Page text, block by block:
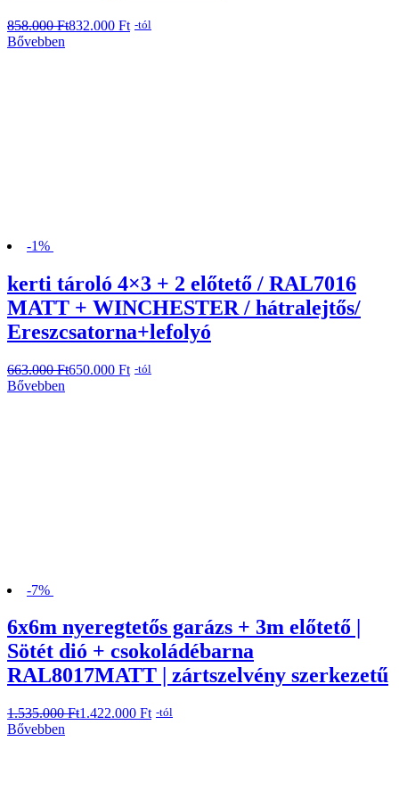
-tól
858.000Ft
Original
price
832.000 Ft
Current
price
Bővebben
-1%
kerti tároló 4×3 + 2 előtető / RAL7016
MATT + WINCHESTER / hátralejtős/
Ereszcsatorna+lefolyó
-tól
663.000Ft
Original
price
650.000 Ft
Current
price
Bővebben
-7%
6x6m nyeregtetős garázs + 3m előtető |
Sötét dió + csokoládébarna
RAL8017MATT | zártszelvény szerkezetű
-tól
1.535.000Ft
Original
price
1.422.000 Ft
Current
price
Bővebben